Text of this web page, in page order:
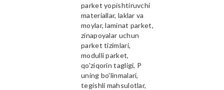
parket yopishtiruvchi
materiallar, laklar va
moylar, laminat parket,
zinapoyalar uchun
parket tizimlari,
modulli parket,
qo'ziqorin tagligi, P
uning bo'linmalari,
tegishli mahsulotlar,